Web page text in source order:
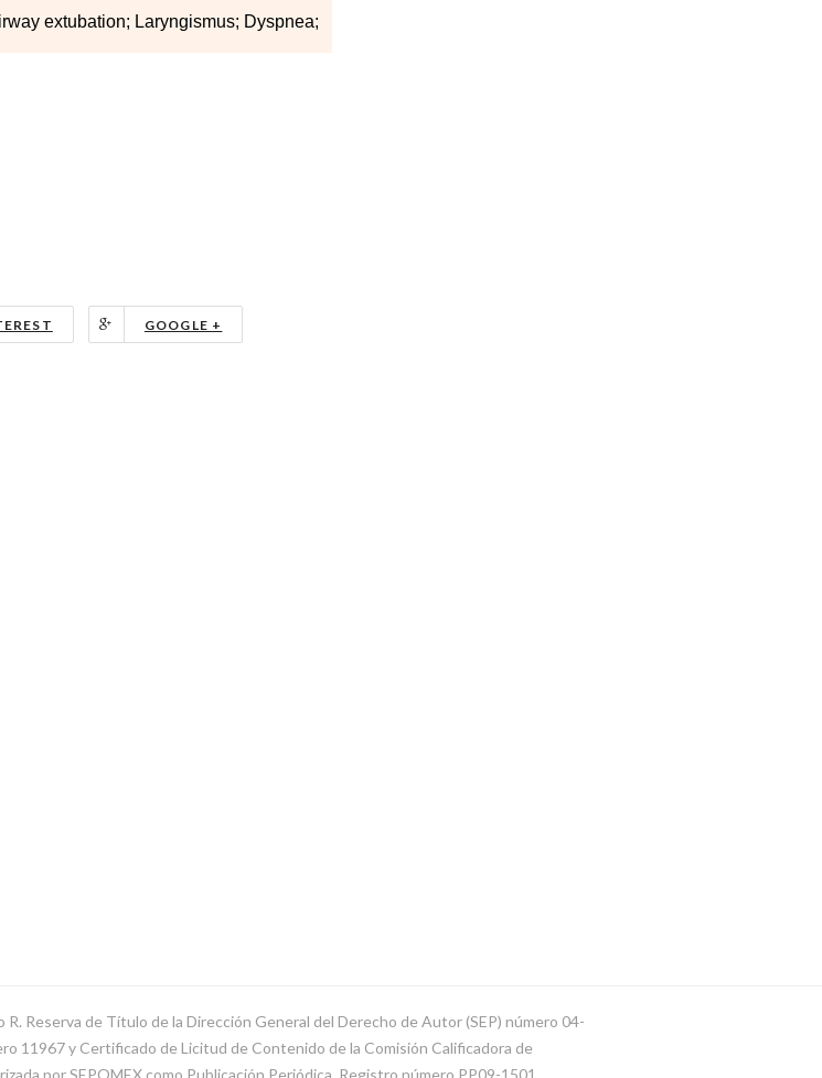
extubation; Laryngismus; Dyspnea;
GOOGLE +
Reserva de Título de la Dirección General del Derecho de Autor (SEP) número 04-
11967 y Certificado de Licitud de Contenido de la Comisión Calificadora de
por SEPOMEX como Publicación Periódica. Registro número PP09-1501.